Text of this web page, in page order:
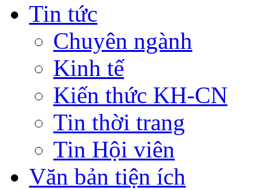
Tin tức
Chuyên ngành
Kinh tế
Kiến thức KH-CN
Tin thời trang
Tin Hội viên
Văn bản tiện ích